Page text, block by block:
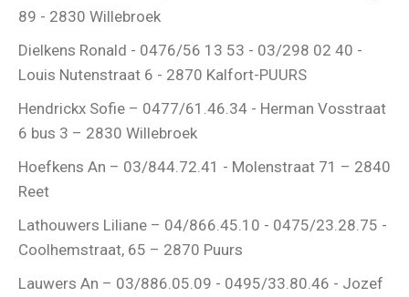
89 - 2830 Willebroek
Dielkens Ronald - 0476/56 13 53 - 03/298 02 40 -
Louis Nutenstraat 6 - 2870 Kalfort-PUURS
Hendrickx Sofie – 0477/61.46.34 - Herman Vosstraat
6 bus 3 – 2830 Willebroek
Hoefkens An – 03/844.72.41 - Molenstraat 71 – 2840
Reet
Lathouwers Liliane – 04/866.45.10 - 0475/23.28.75 -
Coolhemstraat, 65 – 2870 Puurs
Lauwers An – 03/886.05.09 - 0495/33.80.46 - Jozef